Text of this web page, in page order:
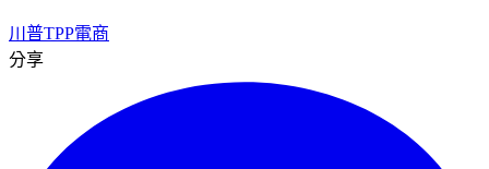
川普TPP電商
分享